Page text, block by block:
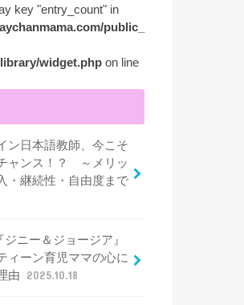
key "entry_count" in
public_
widget.php on line
ン日本語教師、今こそ
ャンス！？ ～メリッ
・継続性・自由度まで
ジニー＆ジョージア』
ィーン育児ママの心に
由
2025.10.18